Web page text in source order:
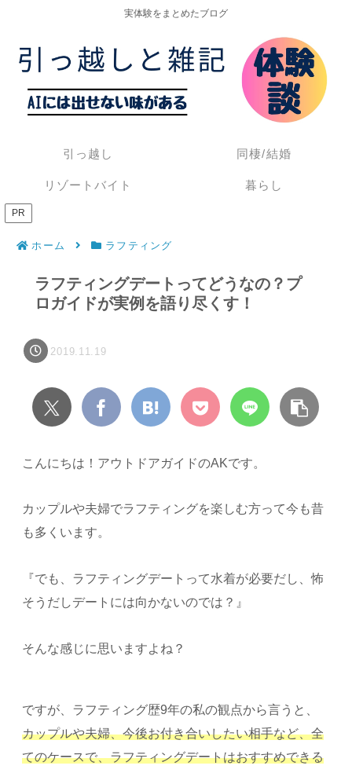
実体験をまとめたブログ
引っ越し 同棲/結婚
リゾートバイト 暮らし
PR
ホーム ラフティング
ラフティングデートってどうなの？プ
ロガイドが実例を語り尽くす！
2019.11.19
こんにちは！アウトドアガイドのAKです。
カップルや夫婦でラフティングを楽しむ方って今も昔
も多くいます。
『でも、ラフティングデートって水着が必要だし、怖
そうだしデートには向かないのでは？』
そんな感じに思いますよね？
ですが、ラフティング歴9年の私の観点から言うと、
カップルや夫婦、今後お付き合いしたい相手など、全
てのケースで、ラフティングデートはおすすめできる